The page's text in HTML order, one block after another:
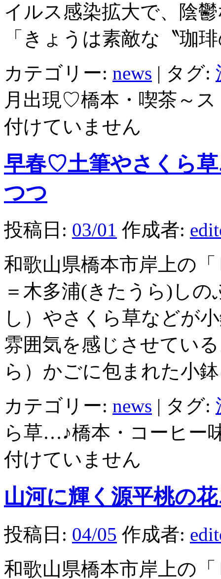
イルス感染拡大で、陰
「きょうは素敵な〝珈
カテゴリー: news | タグ:
月出現♡橋本・喫茶～
付けていません
早春♡土筆やさくら
つつ
投稿日: 03/01 作成者:
和歌山県橋本市岸上の
＝木多浦(きたうら)し
し）やさくら草などが
雰囲気を感じさせてい
ら）かごに包まれた小
カテゴリー: news | タグ:
ら草…♪橋本・コーヒー
付けていません
山河に輝く源平桃の
投稿日: 04/05 作成者:
和歌山県橋本市岸上の